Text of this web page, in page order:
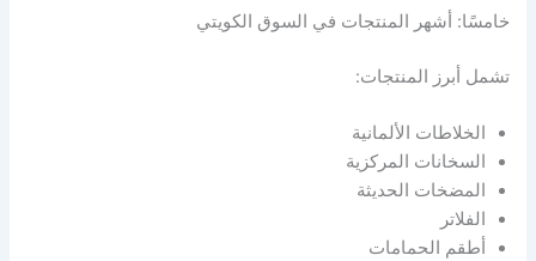
خامسًا: أشهر المنتجات في السوق الكويتي
تشمل أبرز المنتجات:
الخلاطات الألمانية
السخانات المركزية
المضخات الحديثة
الفلاتر
أطقم الحمامات